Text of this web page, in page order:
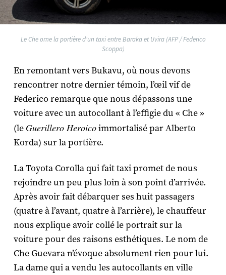
Le Che orne la portière d'un taxi entre Baraka et Uvira (AFP / Federico
Scoppa)
En remontant vers Bukavu, où nous devons
rencontrer notre dernier témoin, l’œil vif de
Federico remarque que nous dépassons une
voiture avec un autocollant à l’effigie du « Che »
(le Guerillero Heroicoimmortalisé par Alberto
Korda) sur la portière.
La Toyota Corolla qui fait taxi promet de nous
rejoindre un peu plus loin à son point d’arrivée.
Après avoir fait débarquer ses huit passagers
(quatre à l’avant, quatre à l’arrière), le chauffeur
nous explique avoir collé le portrait sur la
voiture pour des raisons esthétiques. Le nom de
Che Guevara n’évoque absolument rien pour lui.
La dame qui a vendu les autocollants en ville